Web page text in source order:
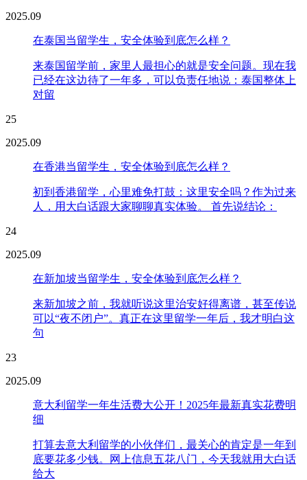
2025.09
在泰国当留学生，安全体验到底怎么样？
来泰国留学前，家里人最担心的就是安全问题。现在我
已经在这边待了一年多，可以负责任地说：泰国整体上
对留
25
2025.09
在香港当留学生，安全体验到底怎么样？
初到香港留学，心里难免打鼓：这里安全吗？作为过来
人，用大白话跟大家聊聊真实体验。 首先说结论：
24
2025.09
在新加坡当留学生，安全体验到底怎么样？
来新加坡之前，我就听说这里治安好得离谱，甚至传说
可以“夜不闭户”。真正在这里留学一年后，我才明白这
句
23
2025.09
意大利留学一年生活费大公开！2025年最新真实花费明
细
打算去意大利留学的小伙伴们，最关心的肯定是一年到
底要花多少钱。网上信息五花八门，今天我就用大白话
给大